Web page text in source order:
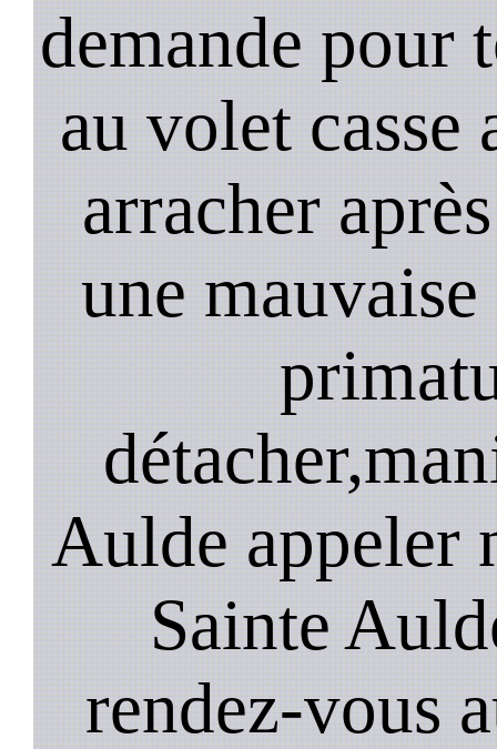
demande pour
au volet casse
arracher
une
Aulde appeler
Sainte
rendez-vous